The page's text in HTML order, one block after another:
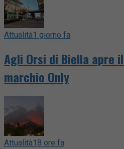
Attualità1 giorno fa
Agli Orsi di Biella apre
marchio Only
Attualità18 ore fa